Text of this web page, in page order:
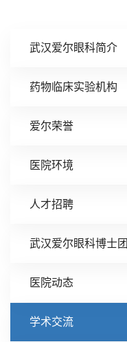
武汉爱尔眼科简介
药物临床实验机构
爱尔荣誉
医院环境
人才招聘
武汉爱尔眼科博士团
医院动态
学术交流